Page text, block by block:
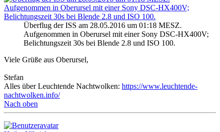
Überflug der ISS am 28.05.2016 um 01:18 MESZ.
Aufgenommen in Oberursel mit einer Sony DSC-HX400V;
Belichtungszeit 30s bei Blende 2.8 und ISO 100.
Viele Grüße aus Oberursel,
Stefan
Alles über Leuchtende Nachtwolken: https://www.leuchtende-
nachtwolken.info/
Nach oben